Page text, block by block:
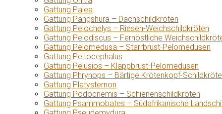
Gattung Palea
Gattung Pangshura – Dachschildkröten
Gattung Pelochelys – Riesen-Weichschildkröten
Gattung Pelodiscus – Fernöstliche
Gattung Pelomedusa – Starrbrust-Pelomedusen
Gattung Peltocephalus
Gattung Pelusios – Klappbrust-Pelomedusen
Gattung Phrynops – Bärtige Krötenkopf-
Gattung Platysternon
Gattung Podocnemis – Schienenschildkröten
Gattung Psammobates – Südafrikanische